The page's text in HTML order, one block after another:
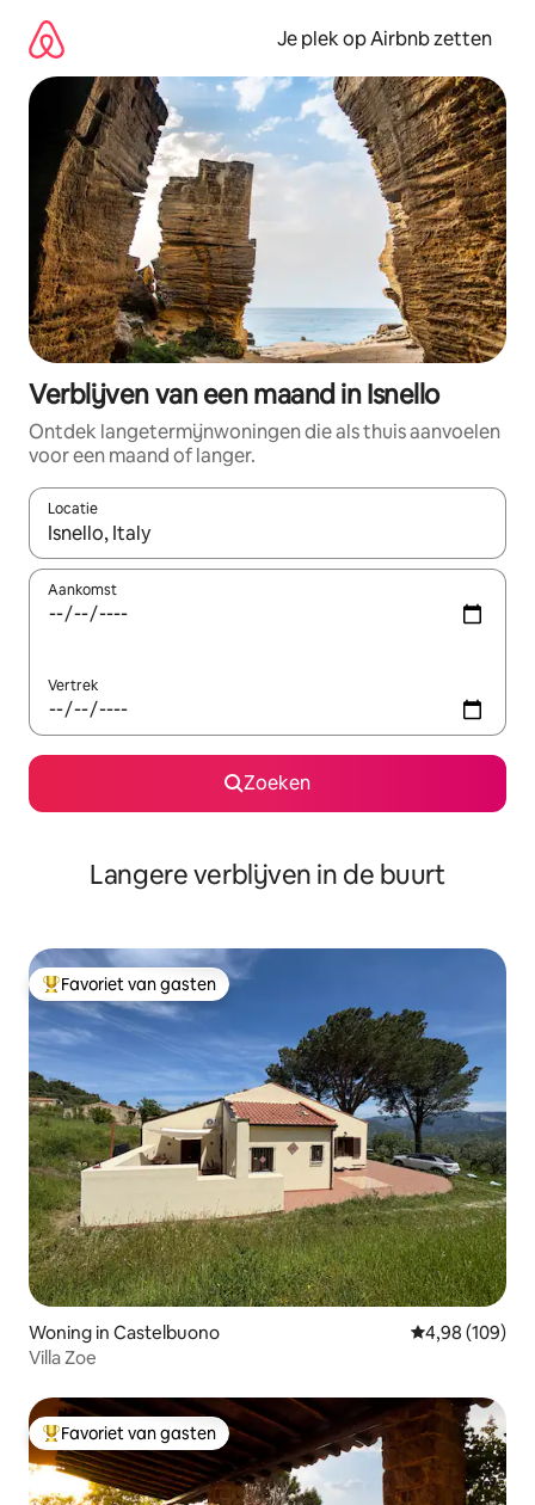
direct
naar
inhoud
Je plek op Airbnb zetten
Verblijven van een maand in Isnello
Ontdek langetermijnwoningen die als thuis aanvoelen
voor een maand of langer.
Locatie
Wanneer er resultaten beschikbaar zijn, maak je een keuze
Aankomst
Vertrek
Zoeken
Langere verblijven in de buurt
Topfavoriet van gasten
Favoriet van gasten
Woning in Castelbuono Gemiddelde
4,98 (109)
Villa Zoe
Topfavoriet van gasten
Favoriet van gasten